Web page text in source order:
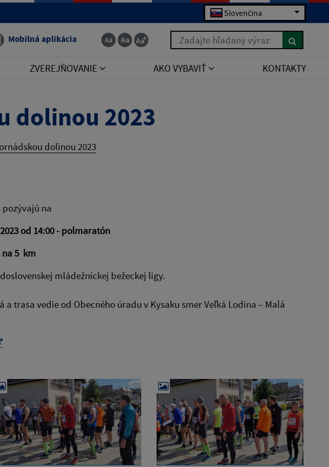
Slovenčina
Mobilná aplikácia Zadajte hľadaný výraz
ZVEREJŇOVANIE AKO VYBAVIŤ KONTAKTY
dolinou 2023
dolinou 2023
pozývajú na
od 14:00 - polmaratón
5 km
mládežníckej bežeckej ligy.
a trasa vedie od Obecného úradu v Kysaku smer Veľká Lodina – Malá